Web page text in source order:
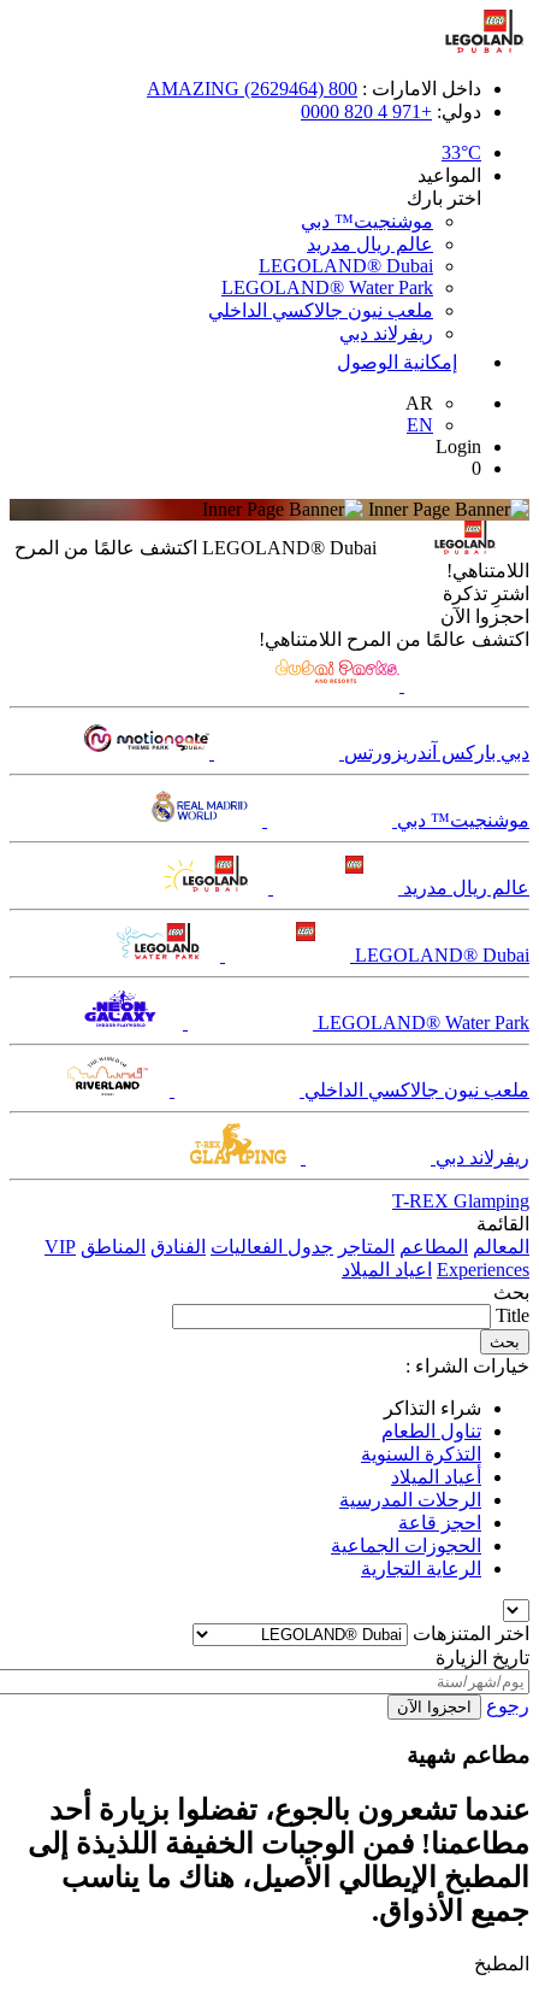
داخل الامارات : 800 AMAZING (2629464)
دولي: +971 4 820 0000
33°C
المواعيد
اختر بارك
موشنجيت™ دبي
عالم ريال مدريد
LEGOLAND® Dubai
LEGOLAND® Water Park
ملعب نيون جالاكسي الداخلي
ريفرلاند دبي
إمكانية الوصول
AR
EN
Login
0
LEGOLAND® Dubai اكتشف عالمًا من المرح
اللامتناهي!
اشترِ تذكرة
احجزوا الآن
اكتشف عالمًا من المرح اللامتناهي!
دبي باركس آندريزورتس
موشنجيت™ دبي
عالم ريال مدريد
LEGOLAND® Dubai
LEGOLAND® Water Park
ملعب نيون جالاكسي الداخلي
ريفرلاند دبي
T-REX Glamping
القائمة
المعالم
المطاعم المتاجر جدول الفعاليات الفنادق المناطق VIP
Experiences اعياد الميلاد
بحث
Title
خيارات الشراء :
شراء التذاكر
تناول الطعام
التذكرة السنوية
أعياد الميلاد
الرحلات المدرسية
احجز قاعة
الحجوزات الجماعية
الرعاية التجارية
اختر المتنزهات
تاريخ الزيارة
رجوع
مطاعم شهية
عندما تشعرون بالجوع، تفضلوا بزيارة أحد
مطاعمنا! فمن الوجبات الخفيفة اللذيذة إلى
المطبخ الإيطالي الأصيل، هناك ما يناسب
جميع الأذواق.
المطبخ